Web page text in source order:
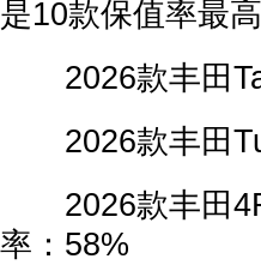
是10款保值率最
2026款丰田
2026款丰田
2026款丰田
率：58%